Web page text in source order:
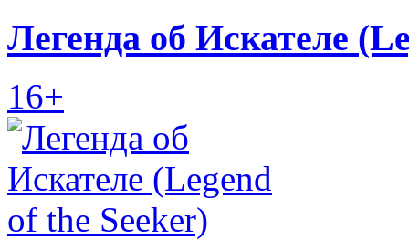
Легенда об Искателе
16+